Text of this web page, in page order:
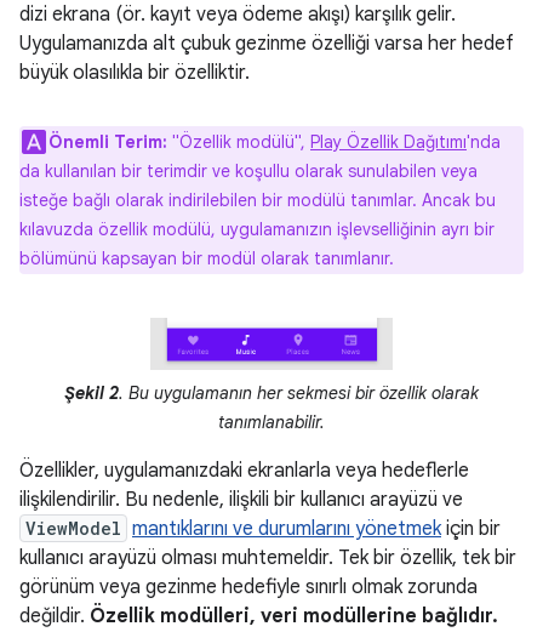
dizi ekrana (ör. kayıt veya ödeme akışı) karşılık gelir.
Uygulamanızda alt çubuk gezinme özelliği varsa her hedef
büyük olasılıkla bir özelliktir.
Önemli Terim: "Özellik modülü", Play Özellik Dağıtımı'nda
da kullanılan bir terimdir ve koşullu olarak sunulabilen veya
isteğe bağlı olarak indirilebilen bir modülü tanımlar. Ancak bu
kılavuzda özellik modülü, uygulamanızın işlevselliğinin ayrı bir
bölümünü kapsayan bir modül olarak tanımlanır.
Şekil 2. Bu uygulamanın her sekmesi bir özellik olarak
tanımlanabilir.
Özellikler, uygulamanızdaki ekranlarla veya hedeflerle
ilişkilendirilir. Bu nedenle, ilişkili bir kullanıcı arayüzü ve
ViewModel mantıklarını ve durumlarını yönetmekiçin bir
kullanıcı arayüzü olması muhtemeldir. Tek bir özellik, tek bir
görünüm veya gezinme hedefiyle sınırlı olmak zorunda
değildir. Özellik modülleri, veri modüllerine bağlıdır.